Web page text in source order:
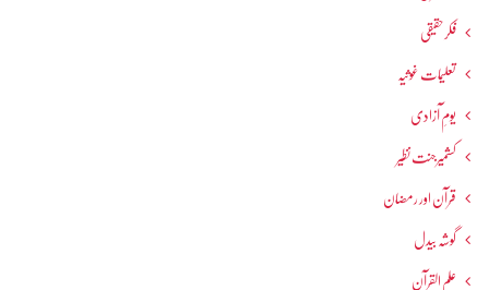
فکرحقیقی
تعلیمات غوثیہ
یومِ آزادی
کشمیرجنت نظیر
قرآن اور رمضان
گوشہ بیدل
علم القرآن